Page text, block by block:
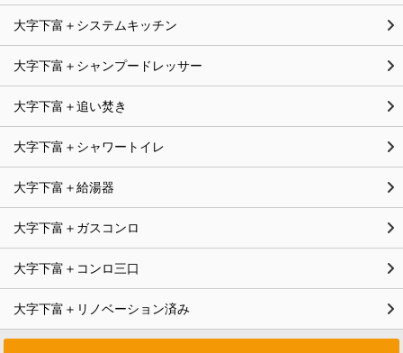
大字下富＋システムキッチン
大字下富＋シャンプードレッサー
大字下富＋追い焚き
大字下富＋シャワートイレ
大字下富＋給湯器
大字下富＋ガスコンロ
大字下富＋コンロ三口
大字下富＋リノベーション済み